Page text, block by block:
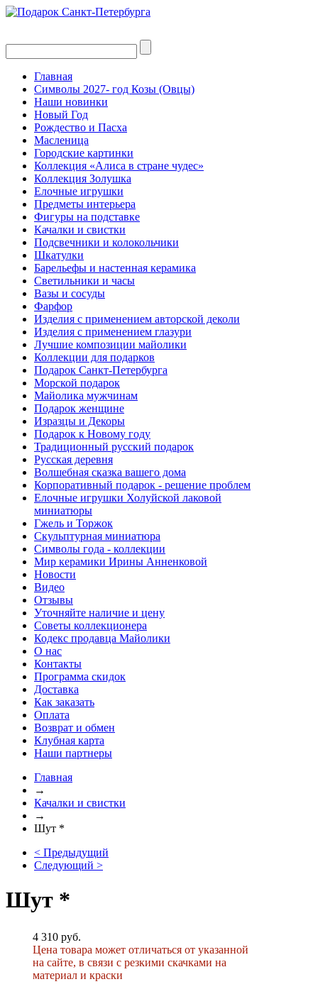
Главная
Символы 2027- год Козы (Овцы)
Наши новинки
Новый Год
Рождество и Пасха
Масленица
Городские картинки
Коллекция «Алиса в стране чудес»
Коллекция Золушка
Елочные игрушки
Предметы интерьера
Фигуры на подставке
Качалки и свистки
Подсвечники и колокольчики
Шкатулки
Барельефы и настенная керамика
Светильники и часы
Вазы и сосуды
Фарфор
Изделия с применением авторской деколи
Изделия с применением глазури
Лучшие композиции майолики
Коллекции для подарков
Подарок Санкт-Петербурга
Морской подарок
Майолика мужчинам
Подарок женщине
Изразцы и Декоры
Подарок к Новому году
Традиционный русский подарок
Русская деревня
Волшебная сказка вашего дома
Корпоративный подарок - решение проблем
Елочные игрушки Холуйской лаковой
миниатюры
Гжель и Торжок
Скульптурная миниатюра
Символы года - коллекции
Мир керамики Ирины Анненковой
Новости
Видео
Отзывы
Уточняйте наличие и цену
Советы коллекционера
Кодекс продавца Майолики
О нас
Контакты
Программа скидок
Доставка
Как заказать
Оплата
Возврат и обмен
Клубная карта
Наши партнеры
Главная
→
Качалки и свистки
→
Шут *
< Предыдущий
Следующий >
Шут *
4 310 руб.
Цена товара может отличаться от указанной
на сайте, в связи с резкими скачками на
материал и краски